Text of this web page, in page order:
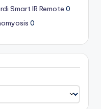
Smart IR Remote 0
0